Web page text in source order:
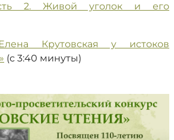
2. Живой уголок и его
Крутовская у истоков
(с 3:40 минуты)